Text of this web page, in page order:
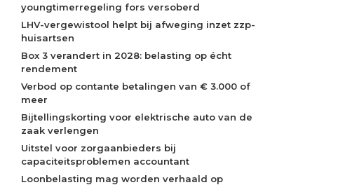
youngtimerregeling fors versoberd
LHV-vergewistool helpt bij afweging inzet zzp-
huisartsen
Box 3 verandert in 2028: belasting op écht
rendement
Verbod op contante betalingen van € 3.000 of
meer
Bijtellingskorting voor elektrische auto van de
zaak verlengen
Uitstel voor zorgaanbieders bij
capaciteitsproblemen accountant
Loonbelasting mag worden verhaald op